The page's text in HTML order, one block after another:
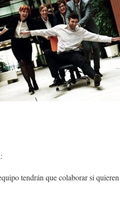
tendrán que colaborar si quieren